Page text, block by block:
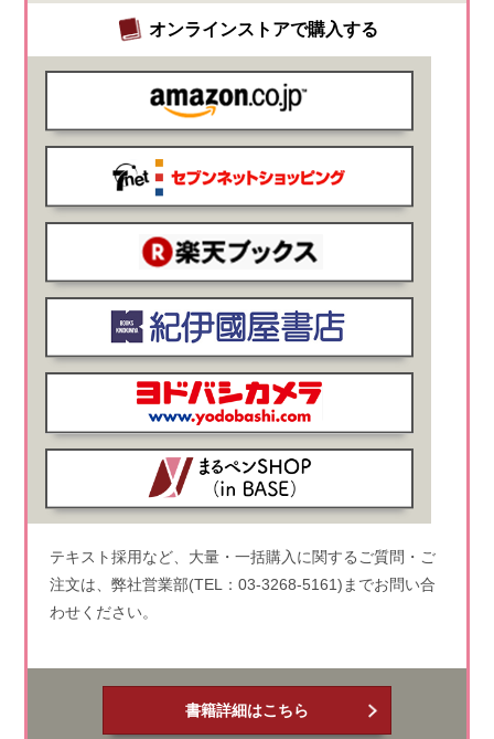
オンラインストアで購入する
テキスト採用など、大量・一括購入に関するご質問・ご
注文は、弊社営業部(TEL：03-3268-5161)までお問い合
わせください。
書籍詳細はこちら